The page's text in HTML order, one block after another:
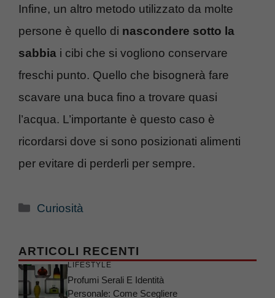
Infine, un altro metodo utilizzato da molte
persone è quello di nascondere sotto la
sabbia i cibi che si vogliono conservare
freschi punto. Quello che bisognerà fare
scavare una buca fino a trovare quasi
l’acqua. L’importante è questo caso è
ricordarsi dove si sono posizionati alimenti
per evitare di perderli per sempre.
Categorie
Curiosità
ARTICOLI RECENTI
LIFESTYLE
Profumi Serali E Identità
Personale: Come Scegliere